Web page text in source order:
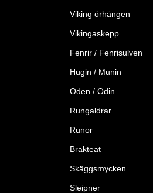
Viking örhängen
Vikingaskepp
Fenrir / Fenrisulven
Hugin / Munin
Oden / Odin
Rungaldrar
Runor
Brakteat
Skäggsmycken
Sleipner